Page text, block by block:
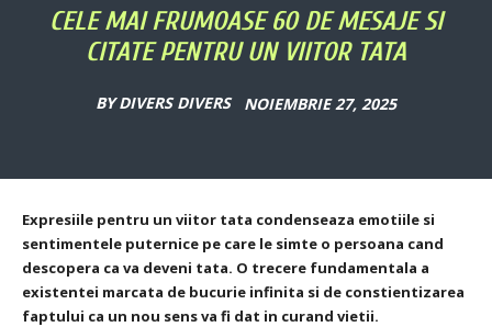
CELE MAI FRUMOASE 60 DE MESAJE SI
CITATE PENTRU UN VIITOR TATA
BY DIVERS DIVERS NOIEMBRIE 27, 2025
Expresiile pentru un viitor tata condenseaza emotiile si
sentimentele puternice pe care le simte o persoana cand
descopera ca va deveni tata. O trecere fundamentala a
existentei marcata de bucurie infinita si de constientizarea
faptului ca un nou sens va fi dat in curand vietii.